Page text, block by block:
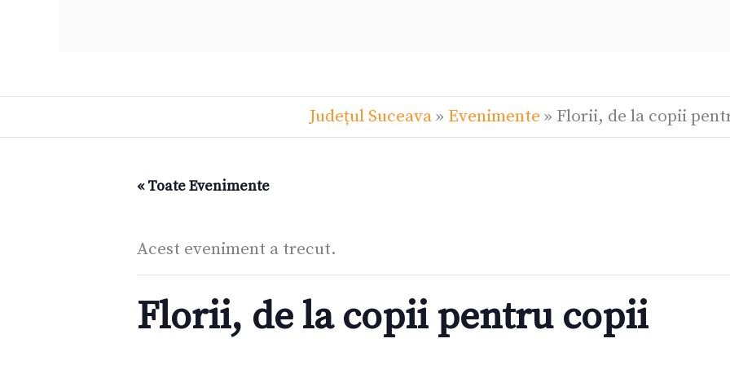
Județul Suceava» Evenimente » Florii, de la copii
« Toate Evenimente
Acest eveniment a trecut.
Florii, de la copii pentru copii